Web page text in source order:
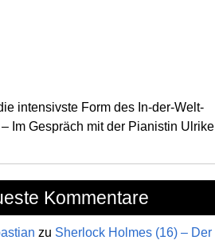
intensivste Form des In-der-Welt-
– Im Gespräch mit der Pianistin Ulrike
Kommentare
zu Sherlock Holmes (16) – Der